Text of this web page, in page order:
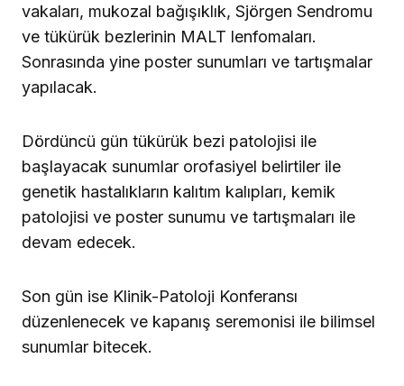
vakaları, mukozal bağışıklık, Sjörgen Sendromu
ve tükürük bezlerinin MALT lenfomaları.
Sonrasında yine poster sunumları ve tartışmalar
yapılacak.
Dördüncü gün tükürük bezi patolojisi ile
başlayacak sunumlar orofasiyel belirtiler ile
genetik hastalıkların kalıtım kalıpları, kemik
patolojisi ve poster sunumu ve tartışmaları ile
devam edecek.
Son gün ise Klinik-Patoloji Konferansı
düzenlenecek ve kapanış seremonisi ile bilimsel
sunumlar bitecek.